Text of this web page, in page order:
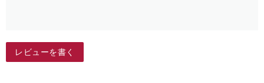
レビューを書く